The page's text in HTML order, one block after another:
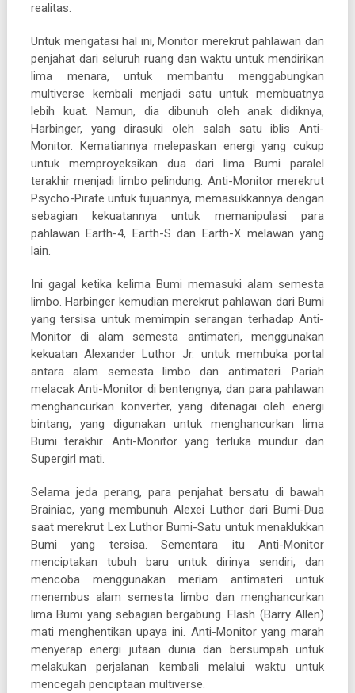
realitas.
Untuk mengatasi hal ini, Monitor merekrut pahlawan dan
penjahat dari seluruh ruang dan waktu untuk mendirikan
lima menara, untuk membantu menggabungkan
multiverse kembali menjadi satu untuk membuatnya
lebih kuat. Namun, dia dibunuh oleh anak didiknya,
Harbinger, yang dirasuki oleh salah satu iblis Anti-
Monitor. Kematiannya melepaskan energi yang cukup
untuk memproyeksikan dua dari lima Bumi paralel
terakhir menjadi limbo pelindung. Anti-Monitor merekrut
Psycho-Pirate untuk tujuannya, memasukkannya dengan
sebagian kekuatannya untuk memanipulasi para
pahlawan Earth-4, Earth-S dan Earth-X melawan yang
lain.
Ini gagal ketika kelima Bumi memasuki alam semesta
limbo. Harbinger kemudian merekrut pahlawan dari Bumi
yang tersisa untuk memimpin serangan terhadap Anti-
Monitor di alam semesta antimateri, menggunakan
kekuatan Alexander Luthor Jr. untuk membuka portal
antara alam semesta limbo dan antimateri. Pariah
melacak Anti-Monitor di bentengnya, dan para pahlawan
menghancurkan konverter, yang ditenagai oleh energi
bintang, yang digunakan untuk menghancurkan lima
Bumi terakhir. Anti-Monitor yang terluka mundur dan
Supergirl mati.
Selama jeda perang, para penjahat bersatu di bawah
Brainiac, yang membunuh Alexei Luthor dari Bumi-Dua
saat merekrut Lex Luthor Bumi-Satu untuk menaklukkan
Bumi yang tersisa. Sementara itu Anti-Monitor
menciptakan tubuh baru untuk dirinya sendiri, dan
mencoba menggunakan meriam antimateri untuk
menembus alam semesta limbo dan menghancurkan
lima Bumi yang sebagian bergabung. Flash (Barry Allen)
mati menghentikan upaya ini. Anti-Monitor yang marah
menyerap energi jutaan dunia dan bersumpah untuk
melakukan perjalanan kembali melalui waktu untuk
mencegah penciptaan multiverse.